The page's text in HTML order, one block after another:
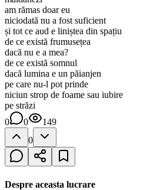
am rămas doar eu
niciodată nu a fost suficient
și tot ce aud e liniștea din spațiu
de ce există frumusețea
dacă nu e a mea?
de ce există somnul
dacă lumina e un păianjen
pe care nu-l pot prinde
niciun strop de foame sau iubire
pe străzi
0
0
149
0
Despre aceasta lucrare